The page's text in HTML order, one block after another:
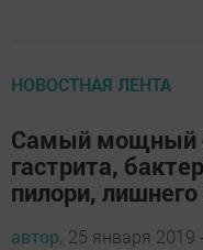
НОВОСТНАЯ ЛЕНТА
Самый мощный
гастрита,
пилори,
автор, 25 января 2019